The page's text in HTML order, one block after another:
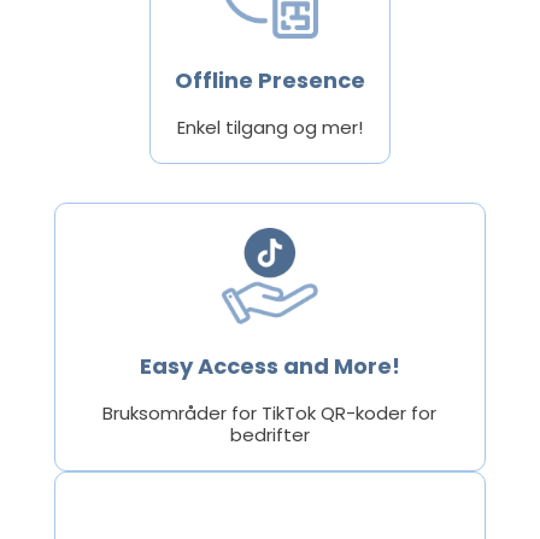
Offline Presence
Enkel tilgang og mer!
Easy Access and More!
Bruksområder for TikTok QR-koder for
bedrifter